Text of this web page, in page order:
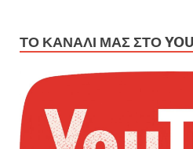
ΤΟ ΚΑΝΆΛΙ ΜΑΣ ΣΤΟ